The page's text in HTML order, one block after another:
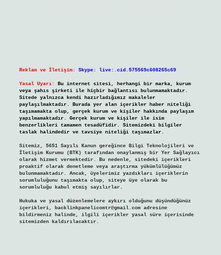
Reklam ve İletişim: Skype: live:.cid.575569c608265c69
Yasal Uyarı:
Bu internet sitesi, herhangi bir marka, kurum
veya şahıs şirketi ile hiçbir bağlantısı bulunmamaktadır.
Sitede yalnızca kendi hazırladığımız makaleler
paylaşılmaktadır. Burada yer alan içerikler haber niteliği
taşımamakta olup, gerçek kurum ve kişiler hakkında paylaşım
yapılmamaktadır. Gerçek kurum ve kişiler ile isim
benzerlikleri tamamen tesadüfidir. Sitemizdeki bilgiler
taslak halindedir ve tavsiye niteliği taşımazlar.
Sitemiz, 5651 Sayılı Kanun gereğince Bilgi Teknolojileri ve
İletişim Kurumu (BTK) tarafından onaylanmış bir Yer Sağlayıcı
olarak hizmet vermektedir. Bu nedenle, sitedeki içerikleri
proaktif olarak denetleme veya araştırma yükümlülüğümüz
bulunmamaktadır. Ancak, üyelerimiz yazdıkları içeriklerin
sorumluluğunu taşımakta olup, siteye üye olarak bu
sorumluluğu kabul etmiş sayılırlar.
Hukuka ve yasal düzenlemelere aykırı olduğunu düşündüğünüz
içerikleri, backlinkpanelicomtr@gmail.comadresine
bildirmeniz halinde, ilgili içerikler yasal süre içerisinde
sitemizden kaldırılacaktır.